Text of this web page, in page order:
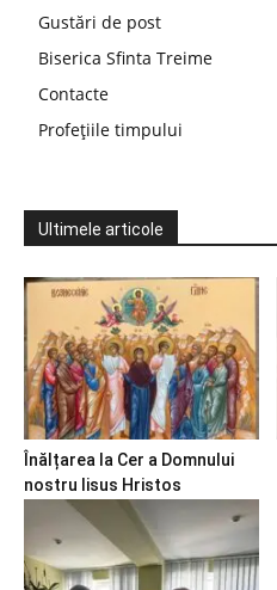
Gustări de post
Biserica Sfinta Treime
Contacte
Profețiile timpului
Ultimele articole
Înălțarea la Cer a Domnului
nostru Iisus Hristos